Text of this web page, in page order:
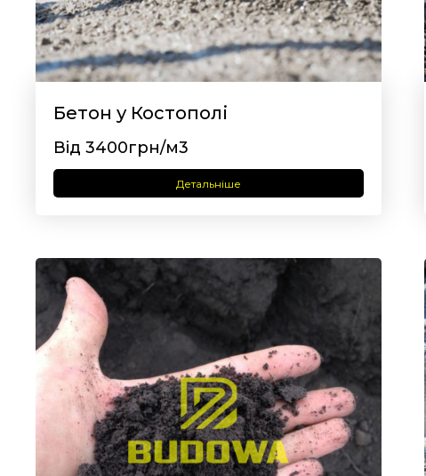
Бетон у Костополі
Від 3400грн/м3
Детальніше